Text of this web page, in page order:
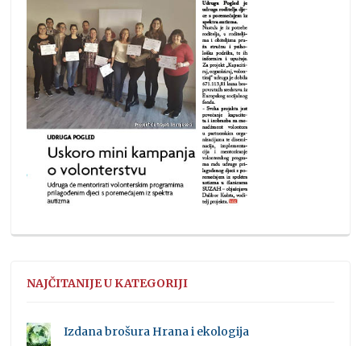
NAJČITANIJE U KATEGORIJI
Izdana brošura Hrana i ekologija